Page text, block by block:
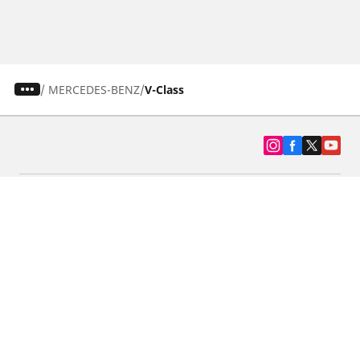
/ MERCEDES-BENZ V-Class